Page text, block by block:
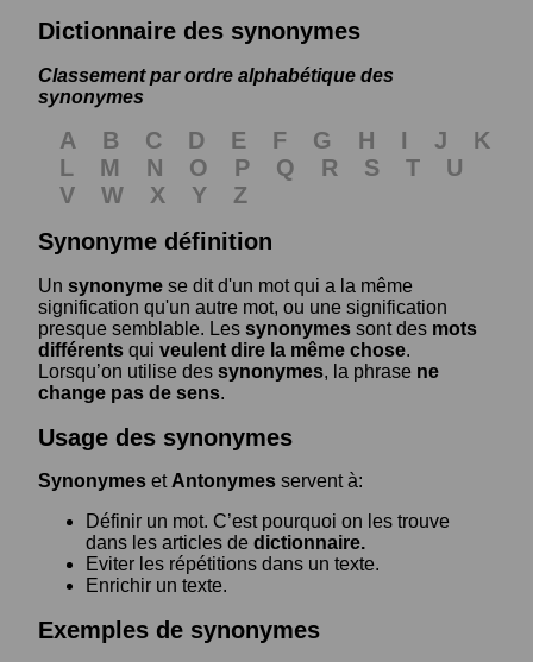
Dictionnaire des synonymes
Classement par ordre alphabétique des
synonymes
A B C D E F G H I J
K
L
M N O P Q R S T
U
V
W X Y
Z
Synonyme définition
Un synonyme se dit d'un mot qui a la même
signification qu'un autre mot, ou une signification
presque semblable. Les synonymes sont des mots
différents qui veulent dire la même chose.
Lorsqu’on utilise des synonymes, la phrase ne
change pas de sens.
Usage des synonymes
Synonymes et Antonymes servent à:
Définir un mot. C’est pourquoi on les trouve
dans les articles de dictionnaire.
Eviter les répétitions dans un texte.
Enrichir un texte.
Exemples de synonymes